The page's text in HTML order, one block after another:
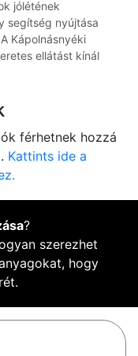
jólétének
segítség nyújtása
Kápolnásnyéki
ellátást kínál
férhetnek hozzá
Kattints ide a
?
szerezhet
hogy